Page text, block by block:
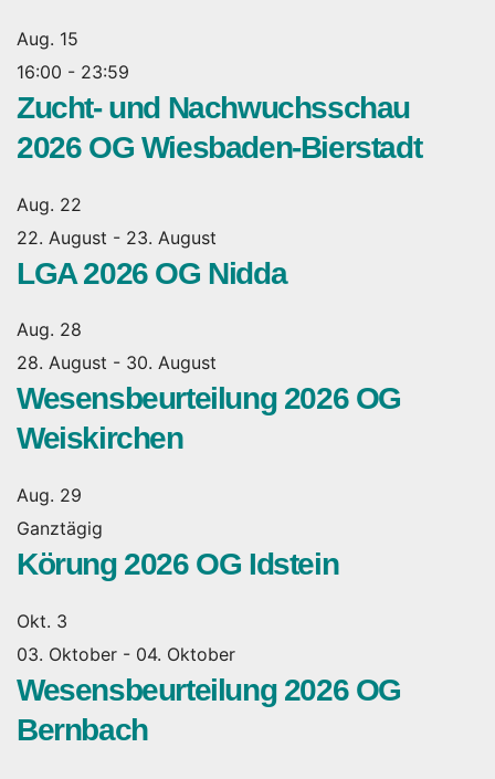
Aug. 15
16:00 - 23:59
Zucht- und Nachwuchsschau
2026 OG Wiesbaden-Bierstadt
Aug. 22
22. August - 23. August
LGA 2026 OG Nidda
Aug. 28
28. August - 30. August
Wesensbeurteilung 2026 OG
Weiskirchen
Aug. 29
Ganztägig
Körung 2026 OG Idstein
Okt. 3
03. Oktober - 04. Oktober
Wesensbeurteilung 2026 OG
Bernbach